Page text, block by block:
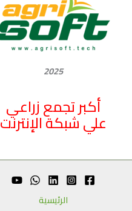
2025
أكبر تجمع زراعي
علي شبكة الإنترنت
الرئيسية